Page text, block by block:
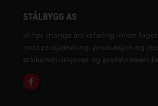
STÅLBYGG AS
Vi har mange års erfaring innen
med prosjektering, produksjon og
stålkonstruksjoner og prefabrikkert